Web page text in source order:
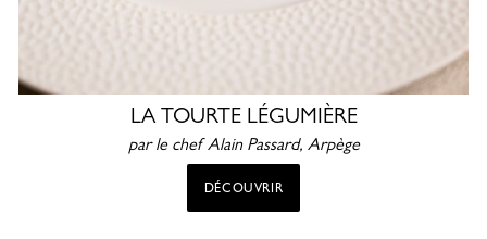
LA TOURTE LÉGUMIÈRE
par le chef Alain Passard, Arpège
DÉCOUVRIR